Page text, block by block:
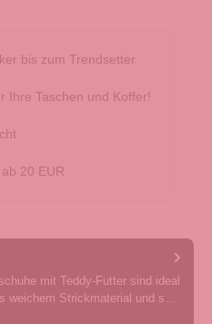
bis zum Trendsetter
Ihre Taschen und Koffer!
20 EUR
mit Teddy-Futter sind ideal
weichem Strickmaterial und s…